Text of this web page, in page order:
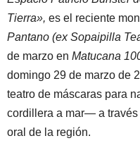
Tierra», es el reciente
Pantano (ex Sopaipilla
de marzo en Matucana
domingo 29 de marzo de
teatro de máscaras para
cordillera a mar— a través
oral de la región.